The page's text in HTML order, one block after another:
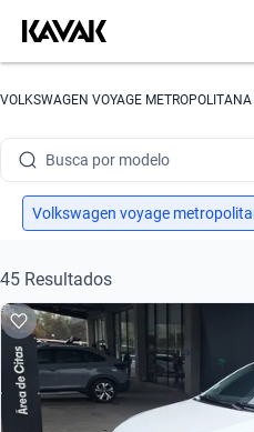
VOLKSWAGEN VOYAGE
Busca por marca
Busca por versión
Busca por año
Busca por modelo
Busca por versión
Busca por año
Volkswagen voyage
45 Resultados